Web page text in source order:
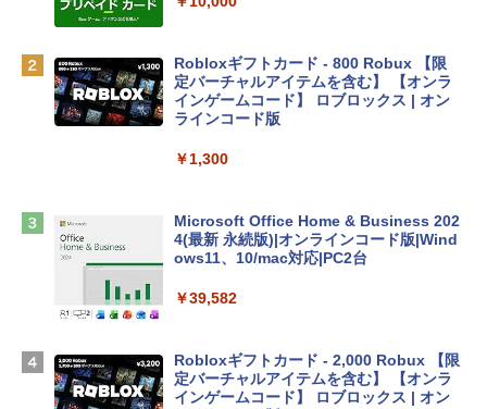
￥137,800
ンケース Dell NEC Lavie ASUS HP dyna
￥2,952
13インチノートブック：AIとApple Intell
TB SSD、12MPセンターフレームカメ
ラ、Touch ID - スカイブルー + 3年延長
AppleCare+ for 13インチMacBook Air
Robloxギフトカード - 800 Robux 【限
定バーチャルアイテムを含む】 【オンラ
インゲームコード】 ロブロックス | オン
ラインコード版
￥1,300
Microsoft Office Home & Business 202
4(最新 永続版)|オンラインコード版|Wind
ows11、10/mac対応|PC2台
￥39,582
Robloxギフトカード - 2,000 Robux 【限
定バーチャルアイテムを含む】 【オンラ
インゲームコード】 ロブロックス | オン